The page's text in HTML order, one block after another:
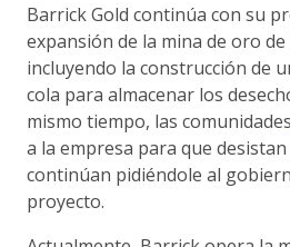
Barrick Gold continúa con su
expansión de la mina de oro
incluyendo la construcción de
cola para almacenar los
mismo tiempo, las comunidades
a la empresa para que
continúan pidiéndole al
proyecto.